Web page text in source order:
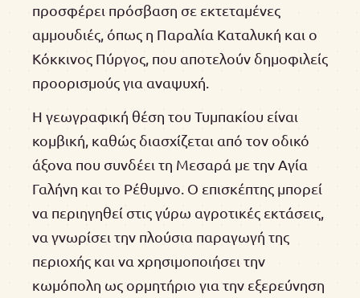
προσφέρει πρόσβαση σε εκτεταμένες
αμμουδιές, όπως η Παραλία Καταλυκή και ο
Κόκκινος Πύργος, που αποτελούν δημοφιλείς
προορισμούς για αναψυχή.
Η γεωγραφική θέση του Τυμπακίου είναι
κομβική, καθώς διασχίζεται από τον οδικό
άξονα που συνδέει τη Μεσαρά με την Αγία
Γαλήνη και το Ρέθυμνο. Ο επισκέπτης μπορεί
να περιηγηθεί στις γύρω αγροτικές εκτάσεις,
να γνωρίσει την πλούσια παραγωγή της
περιοχής και να χρησιμοποιήσει την
κωμόπολη ως ορμητήριο για την εξερεύνηση